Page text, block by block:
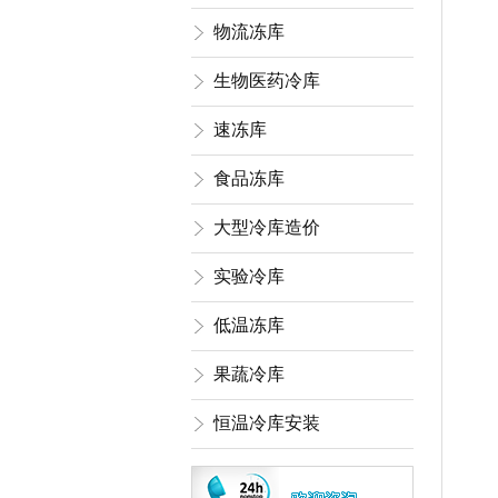
物流冻库
生物医药冷库
速冻库
食品冻库
大型冷库造价
实验冷库
低温冻库
果蔬冷库
恒温冷库安装